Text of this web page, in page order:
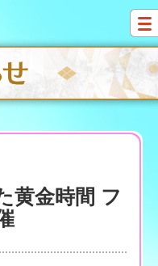
黄金時間 フ